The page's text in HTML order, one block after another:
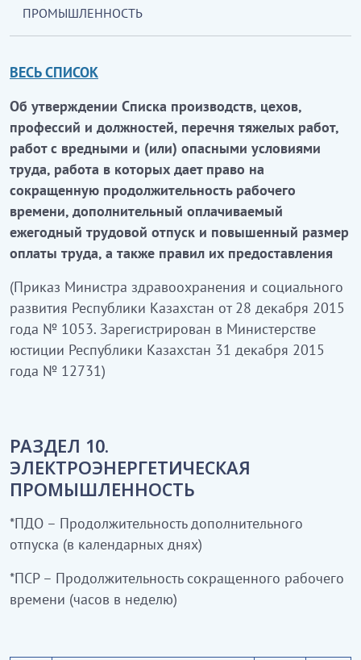
ПРОМЫШЛЕННОСТЬ
ВЕСЬ СПИСОК
Об утверждении Списка производств, цехов,
профессий и должностей, перечня тяжелых работ,
работ с вредными и (или) опасными условиями
труда, работа в которых дает право на
сокращенную продолжительность рабочего
времени, дополнительный оплачиваемый
ежегодный трудовой отпуск и повышенный размер
оплаты труда, а также правил их предоставления
(Приказ Министра здравоохранения и социального
развития Республики Казахстан от 28 декабря 2015
года № 1053. Зарегистрирован в Министерстве
юстиции Республики Казахстан 31 декабря 2015
года № 12731)
РАЗДЕЛ 10.
ЭЛЕКТРОЭНЕРГЕТИЧЕСКАЯ
ПРОМЫШЛЕННОСТЬ
*ПДО – Продолжительность дополнительного
отпуска (в календарных днях)
*ПСР – Продолжительность сокращенного рабочего
времени (часов в неделю)